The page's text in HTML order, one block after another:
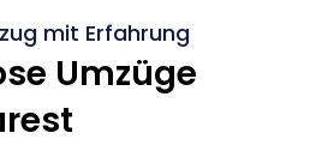
mit Erfahrung
Umzüge